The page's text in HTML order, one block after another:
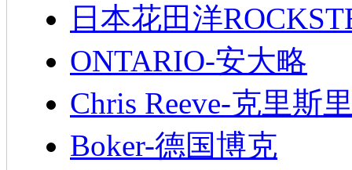
日本花田洋
ONTARIO-安大略
Chris Reeve-克里斯
Boker-德国博克